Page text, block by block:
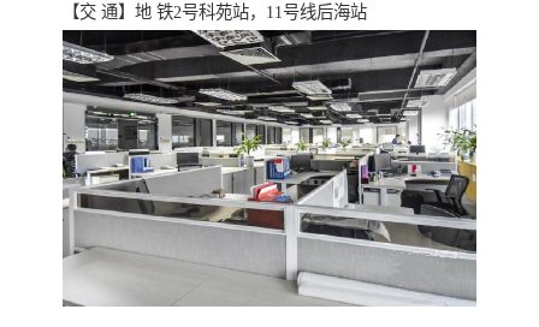
【交 通】地 铁2号科苑站，11号线后海站